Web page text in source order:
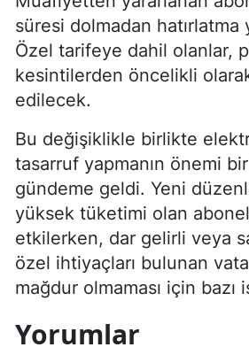
süresi dolmadan hatırlatma
Özel tarifeye dahil olanlar,
kesintilerden öncelikli
edilecek.
Bu değişiklikle birlikte
tasarruf yapmanın önemi
gündeme geldi. Yeni
yüksek tüketimi olan
etkilerken, dar gelirli veya
özel ihtiyaçları bulunan
mağdur olmaması için bazı
Yorumlar